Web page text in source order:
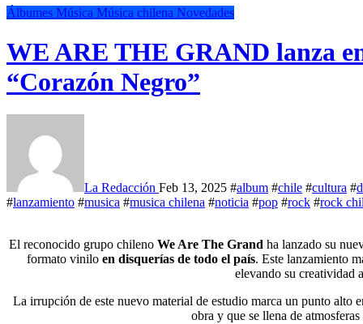
Álbumes Música Música chilena Novedades
WE ARE THE GRAND lanza
“Corazón Negro”
La Redacción Feb 13, 2025 #album #chile #cultura #
#lanzamiento #musica #musica chilena #noticia #pop #rock #rock
El reconocido grupo chileno We Are The Grand ha lanzado su
formato vinilo en disquerías de todo el país. Este lanzamiento
elevando su creatividad
La irrupción de este nuevo material de estudio marca un punto alto
obra y que se llena de